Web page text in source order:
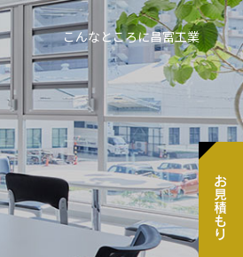
こんなところに昌富工業